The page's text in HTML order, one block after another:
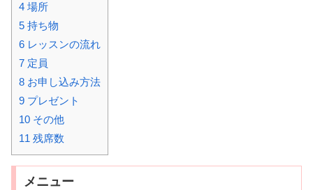
4 場所
5 持ち物
6 レッスンの流れ
7 定員
8 お申し込み方法
9 プレゼント
10 その他
11 残席数
メニュー